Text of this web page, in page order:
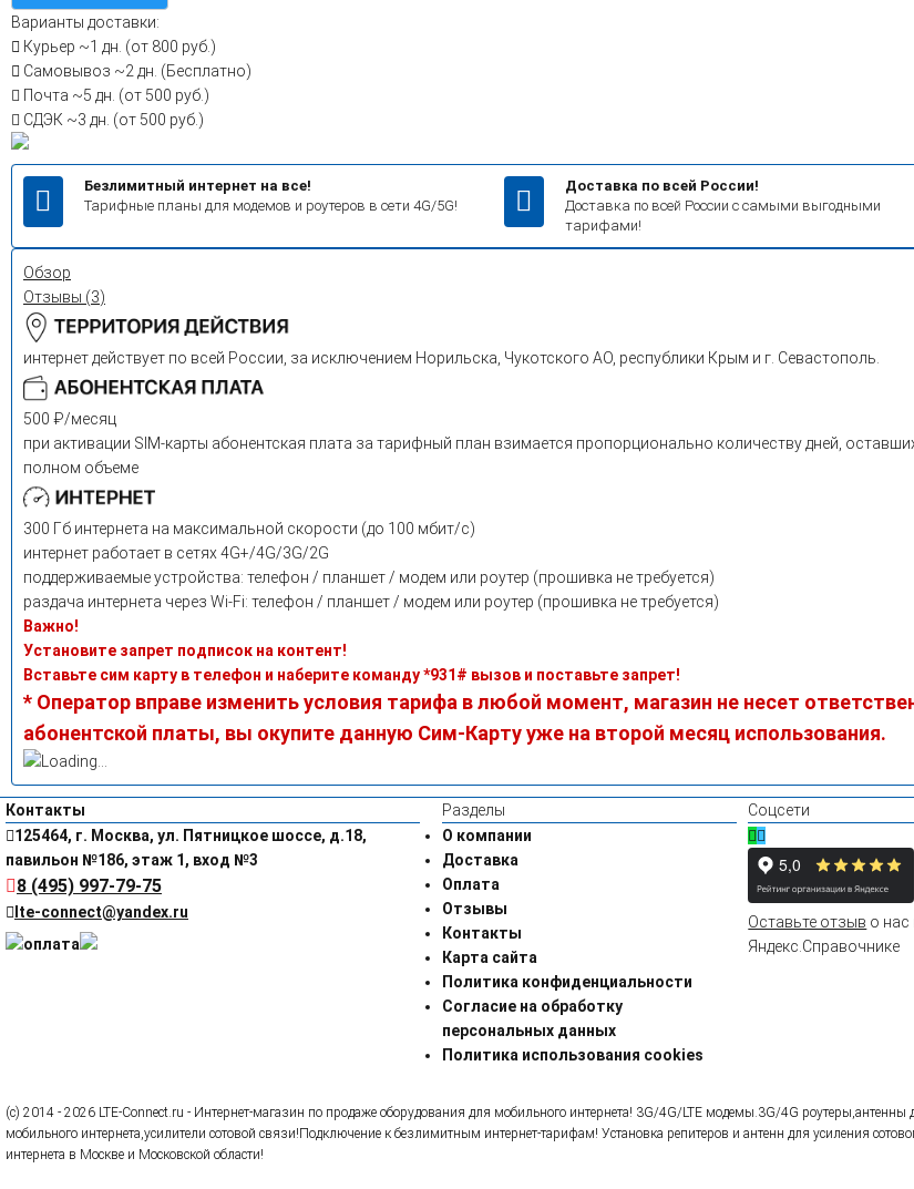
Варианты доставки:
Курьер ~1 дн. (от 800 руб.)
Самовывоз ~2 дн. (Бесплатно)
Почта ~5 дн. (от 500 руб.)
СДЭК ~3 дн. (от 500 руб.)
Безлимитный интернет на все!
Тарифные планы для модемов и роутеров в сети 4G/5G!
Доставка по всей России!
Доставка по всей России с самыми выгодными
тарифами!
Обзор
Отзывы (3)
интернет действует по всей России, за исключением Норильска, Чукотского АО, республики Крым и г. Севастополь.
500 ₽/месяц
при активации SIM-карты абонентская плата за тарифный план взимается пропорционально количеству дней,
полном объеме
300 Гб интернета на максимальной скорости (до 100 мбит/с)
интернет работает в сетях 4G+/4G/3G/2G
поддерживаемые устройства: телефон / планшет / модем или роутер (прошивка не требуется)
раздача интернета через Wi-Fi: телефон / планшет / модем или роутер (прошивка не требуется)
Важно!
Установите запрет подписок на контент!
Вставьте сим карту в телефон и наберите команду *931# вызов и поставьте запрет!
* Оператор вправе изменить условия тарифа в любой момент, магазин не несет
абонентской платы, вы окупите данную Сим-Карту уже на второй месяц использования.
Контакты
125464, г. Москва, ул. Пятницкое шоссе, д.18,
павильон №186, этаж 1, вход №3
8 (495) 997-79-75
lte-connect@yandex.ru
Разделы
О компании
Доставка
Оплата
Отзывы
Контакты
Карта сайта
Политика конфиденциальности
Согласие на обработку
персональных данных
Политика использования cookies
Соцсети
Оставьте отзыв о нас
Яндекс.Справочнике
(c) 2014 - 2026 LTE-Connect.ru - Интернет-магазин по продаже оборудования для мобильного интернета! 3G/4G/LTE модемы.3G/4G роутеры,антенны
мобильного интернета,усилители сотовой связи!Подключение к безлимитным интернет-тарифам! Установка репитеров и антенн для усиления
интернета в Москве и Московской области!